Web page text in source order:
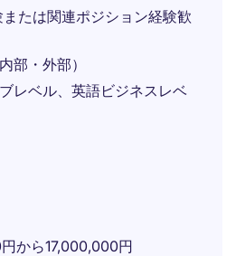
たは関連ポジション経験歓
部・外部）
レベル、英語ビジネスレベ
から17,000,000円